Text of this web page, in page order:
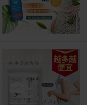
越多越
便宜